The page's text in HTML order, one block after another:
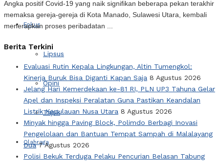
Fokus
Lipsus
Opini
Tajuk
Olahraga
Angka positif Covid-19 yang naik signifikan beberapa pekan terakhir
memaksa gereja-gereja di Kota Manado, Sulawesi Utara, kembali
menerapkan proses peribadatan ...
Berita Terkini
Evaluasi Rutin Kepala Lingkungan, Altin Tumengkol:
Kinerja Buruk Bisa Diganti Kapan Saja 8 Agustus 2026
Jelang Hari Kemerdekaan ke-81 RI, PLN UP3 Tahuna Gelar
Apel dan Inspeksi Peralatan Guna Pastikan Keandalan
Listrik Kepulauan Nusa Utara 8 Agustus 2026
Minyak hingga Paving Block, Polimdo Berbagi Inovasi
Pengelolaan dan Bantuan Tempat Sampah di Malalayang
Dua 7 Agustus 2026
Polisi Bekuk Terduga Pelaku Pencurian Belasan Tabung